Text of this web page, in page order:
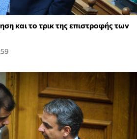
και το τρικ της επιστροφής των